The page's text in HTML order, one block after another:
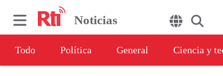
Noticias
Todo Política General Ciencia y